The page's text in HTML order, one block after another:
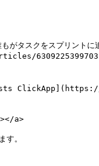
クをスプリントに追
Lists
a>
す。